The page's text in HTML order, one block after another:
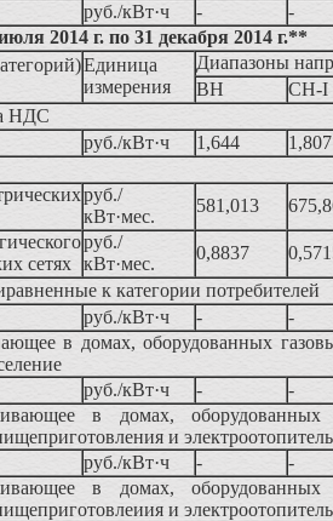
руб./кВт·ч - -
2014 г. по 31 декабря 2014 г.**
Единица
измерения
Диапазоны
ВН
СН-I
НДС
руб./кВт·ч 1,644 1,807
руб./
кВт·мес.
581,013
сетях
руб./
кВт·мес.
0,8837
к категории потребителей
руб./кВт·ч - -
в домах, оборудованных
руб./кВт·ч - -
в домах,
и
руб./кВт·ч - -
в домах,
и